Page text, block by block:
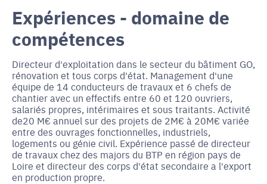
Expériences - domaine de
compétences
Directeur d'exploitation dans le secteur du bâtiment GO,
rénovation et tous corps d'état. Management d'une
équipe de 14 conducteurs de travaux et 6 chefs de
chantier avec un effectifs entre 60 et 120 ouvriers,
salariés propres, intérimaires et sous traitants. Activité
de20 M€ annuel sur des projets de 2M€ à 20M€ variée
entre des ouvrages fonctionnelles, industriels,
logements ou génie civil. Expérience passé de directeur
de travaux chez des majors du BTP en région pays de
Loire et directeur des corps d'état secondaire a l'export
en production propre.